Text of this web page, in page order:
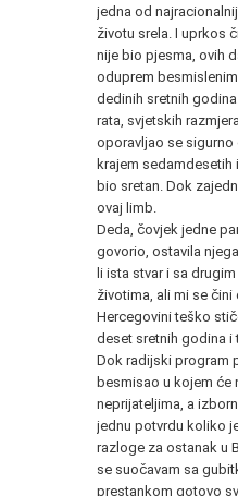
jedna od
životu srela. I uprkos
nije bio pjesma, ovih
oduprem
dedinih sretnih
rata, svjetskih
oporavljao se sigurno
krajem
bio sretan. Dok
ovaj limb.
Deda, čovjek jedne
govorio, ostavila
li ista stvar i sa
životima, ali mi se
Hercegovini teško
deset sretnih godina i
Dok radijski program
besmisao u kojem će
neprijateljima, a
jednu potvrdu koliko
razloge za ostanak u
se suočavam sa
prestankom gotovo